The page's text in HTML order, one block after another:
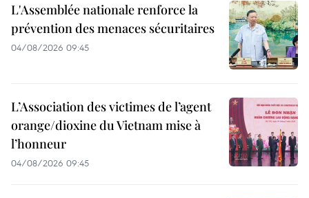
L'Assemblée nationale renforce la
prévention des menaces sécuritaires
04/08/2026 09:45
L’Association des victimes de l’agent
orange/dioxine du Vietnam mise à
l’honneur
04/08/2026 09:45